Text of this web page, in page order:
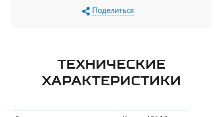
Поделиться
ТЕХНИЧЕСКИЕ
ХАРАКТЕРИСТИКИ